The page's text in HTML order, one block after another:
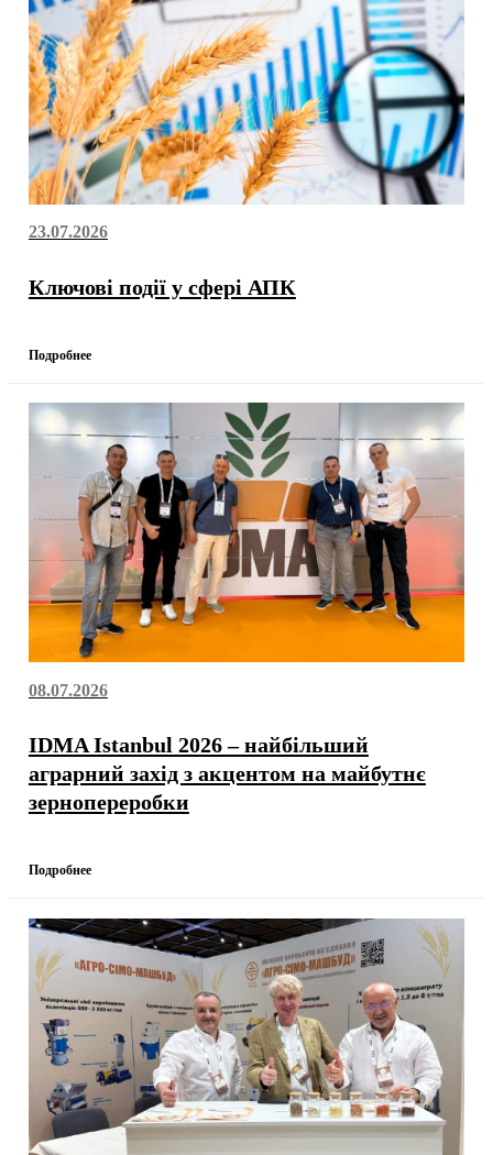
23.07.2026
Ключові події у сфері АПК
Подробнее
08.07.2026
IDMA Istanbul 2026 – найбільший
аграрний захід з акцентом на майбутнє
зернопереробки
Подробнее